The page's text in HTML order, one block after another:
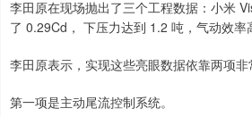
李田原在现场抛出了三个工程数据：小米
了 0.29Cd， 下压力达到 1.2 吨，气动效率
李田原表示，实现这些亮眼数据依靠两项非
第一项是主动尾流控制系统。